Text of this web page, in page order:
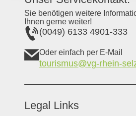
Sie benötigen weitere
Ihnen gerne weiter!
(0049) 6133 4901-333
Oder einfach per E-Mail
tourismus@vg-rhein-
Legal Links